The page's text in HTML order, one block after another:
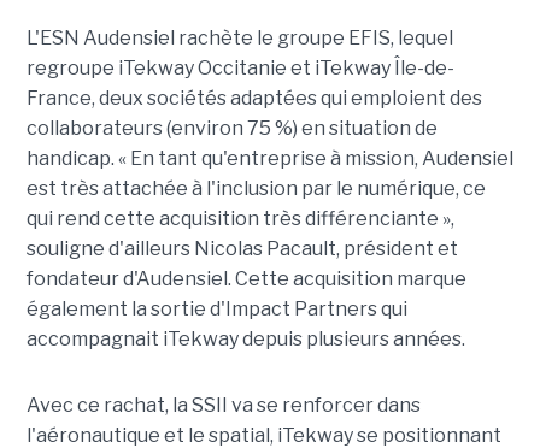
L'ESN Audensiel rachète le groupe EFIS, lequel
regroupe iTekway Occitanie et iTekway Île-de-
France, deux sociétés adaptées qui emploient des
collaborateurs (environ 75 %) en situation de
handicap. « En tant qu'entreprise à mission, Audensiel
est très attachée à l'inclusion par le numérique, ce
qui rend cette acquisition très différenciante »,
souligne d'ailleurs Nicolas Pacault, président et
fondateur d'Audensiel. Cette acquisition marque
également la sortie d'Impact Partners qui
accompagnait iTekway depuis plusieurs années.
Avec ce rachat, la SSII va se renforcer dans
l'aéronautique et le spatial, iTekway se positionnant